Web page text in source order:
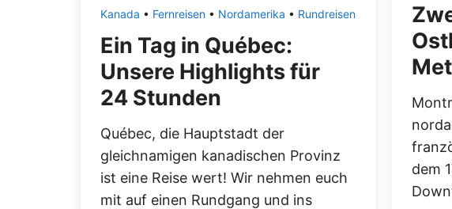
Kanada • Fernreisen • Nordamerika • Rundreisen
Ein Tag in Québec:
Unsere Highlights für
24 Stunden
Québec, die Hauptstadt der
gleichnamigen kanadischen Provinz
ist eine Reise wert! Wir nehmen euch
mit auf einen Rundgang und ins
dem